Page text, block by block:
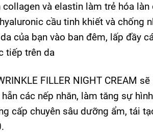
và elastin làm trẻ hóa làn
cầu tinh khiết và chống
của bạn vào ban đêm, lấp đầy
tiếp trên da
FILLER NIGHT CREAM
các nếp nhăn, làm tăng sự hình
cấp chuyên sâu dưỡng ẩm, tái